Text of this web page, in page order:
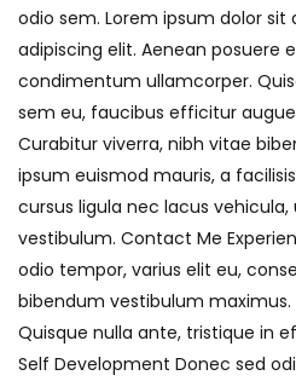
odio sem. Lorem ipsum dolor
adipiscing elit. Aenean posuere
condimentum ullamcorper.
sem eu, faucibus efficitur
Curabitur viverra, nibh vitae
ipsum euismod mauris, a
cursus ligula nec lacus
vestibulum. Contact Me
odio tempor, varius elit eu,
bibendum vestibulum maximus.
Quisque nulla ante, tristique in
Self Development Donec sed